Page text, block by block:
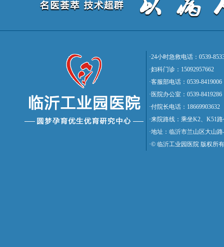
·24小时急救电话：0539-
·妇科门诊：15092957662
·客服部电话：0539-8419006
·医院办公室：0539-8419286
·付院长电话：18669903632
·来院路线：乘坐K2、K51
·地址：临沂市兰山区大山
·© 临沂工业园医院 版权所